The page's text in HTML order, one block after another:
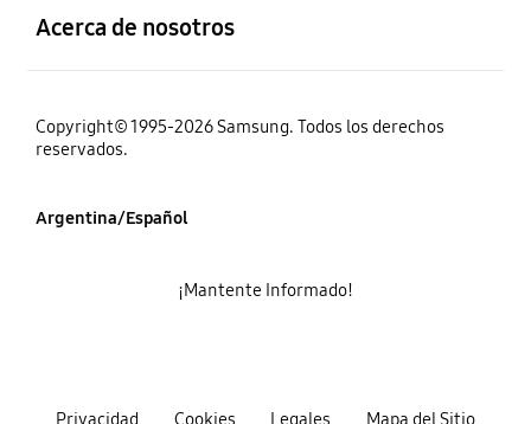
Acerca de nosotros
Copyright© 1995-2026 Samsung. Todos los derechos
reservados.
Argentina/Español
Privacidad Cookies Legales Mapa del Sitio
¡Mantente Informado!